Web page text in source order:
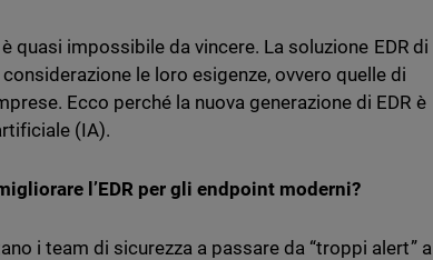
quasi impossibile da vincere. La soluzione EDR di
le loro esigenze, ovvero quelle di
Ecco perché la nuova generazione di EDR è
(IA).
l’EDR per gli endpoint moderni?
i team di sicurezza a passare da “troppi alert” a